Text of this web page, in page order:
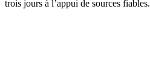
trois jours à l’appui de sources fiables.